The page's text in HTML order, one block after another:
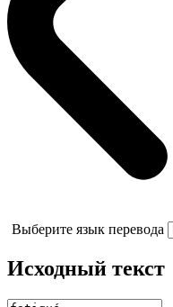
Выберите язык перевода
Исходный текст